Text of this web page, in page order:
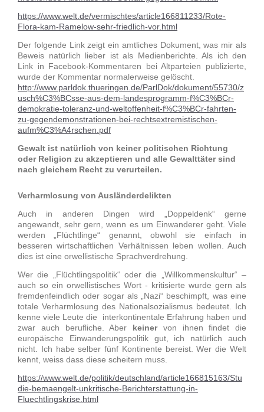
https://www.welt.de/vermischtes/article166811233/Rote-
Flora-kam-Ramelow-sehr-friedlich-vor.html
Der folgende Link zeigt ein amtliches Dokument, was mir als
Beweis natürlich lieber ist als Medienberichte. Als ich den
Link in Facebook-Kommentaren bei Altparteien publizierte,
wurde der Kommentar normalerweise gelöscht.
http://www.parldok.thueringen.de/ParlDok/dokument/55730/z
usch%C3%BCsse-aus-dem-landesprogramm-f%C3%BCr-
demokratie-toleranz-und-weltoffenheit-f%C3%BCr-fahrten-
zu-gegendemonstrationen-bei-rechtsextremistischen-
aufm%C3%A4rschen.pdf
Gewalt ist natürlich von keiner politischen Richtung
oder Religion zu akzeptieren und alle Gewalttäter sind
nach gleichem Recht zu verurteilen.
Verharmlosung von Ausländerdelikten
Auch in anderen Dingen wird „Doppeldenk“ gerne
angewandt, sehr gern, wenn es um Einwanderer geht. Viele
werden „Flüchtlinge“ genannt, obwohl sie einfach in
besseren wirtschaftlichen Verhältnissen leben wollen. Auch
dies ist eine orwellistische Sprachverdrehung.
Wer die „Flüchtlingspolitik“ oder die „Willkommenskultur“ –
auch so ein orwellistisches Wort - kritisierte wurde gern als
fremdenfeindlich oder sogar als „Nazi“ beschimpft, was eine
totale Verharmlosung des Nationalsozialismus bedeutet. Ich
kenne viele Leute die interkontinentale Erfahrung haben und
zwar auch berufliche. Aber keinervon ihnen findet die
europäische Einwanderungspolitik gut, ich natürlich auch
nicht. Ich habe selber fünf Kontinente bereist. Wer die Welt
kennt, weiss dass diese scheitern muss.
https://www.welt.de/politik/deutschland/article166815163/Stu
die-bemaengelt-unkritische-Berichterstattung-in-
Fluechtlingskrise.html